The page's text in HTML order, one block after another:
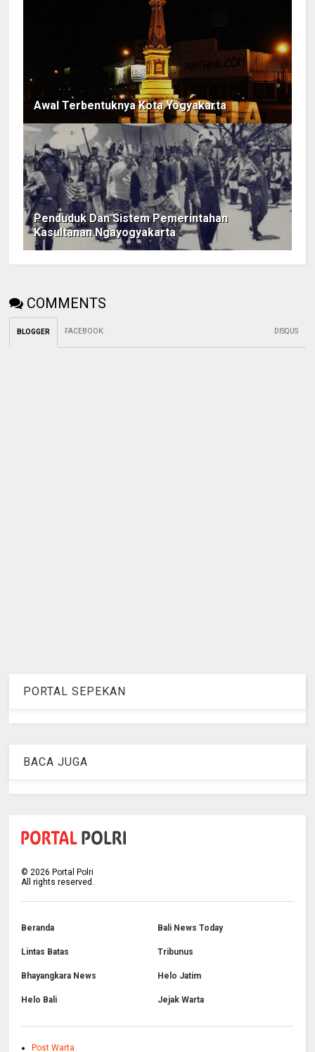
Awal Terbentuknya Kota Yogyakarta
Penduduk Dan Sistem Pemerintahan
Kasultanan Ngayogyakarta
COMMENTS
BLOGGER FACEBOOK: DISQUS
PORTAL SEPEKAN
BACA JUGA
© 2026 Portal Polri
All rights reserved.
Beranda Bali News Today
Lintas Batas Tribunus
Bhayangkara News Helo Jatim
Helo Bali Jejak Warta
Post Warta